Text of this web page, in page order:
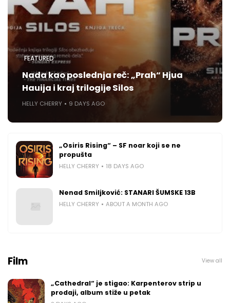
FEATURED
Nada kao poslednja reč: „Prah“ Hjua
Hauija i kraj trilogije Silos
HELLY CHERRY 9 DAYS AGO
„Osiris Rising“ – SF noar koji se ne
propušta
HELLY CHERRY 18 DAYS AGO
Nenad Smiljković: STANARI ŠUMSKE 13B
HELLY CHERRY ABOUT A MONTH AGO
Film View all
„Cathedral“ je stigao: Karpenterov strip u
prodaji, album stiže u petak